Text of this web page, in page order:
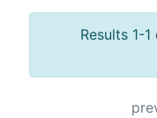
Results 1-